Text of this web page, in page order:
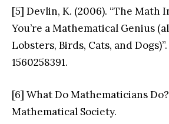
[5] Devlin, K. (2006). “The Math
You’re a Mathematical Genius
Lobsters, Birds, Cats, and
1560258391.
[6] What Do Mathematicians
Mathematical Society.